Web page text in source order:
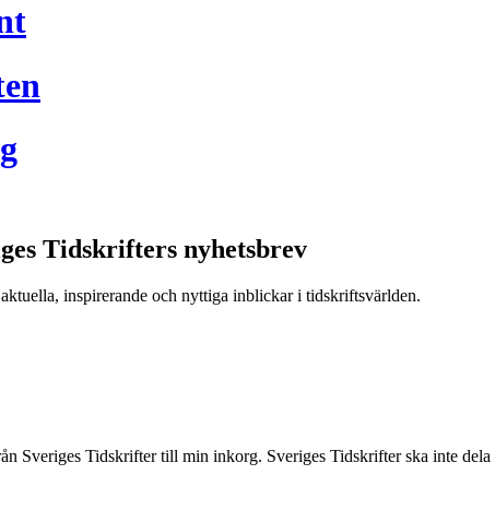
Tidskrifters nyhetsbrev
inspirerande och nyttiga inblickar i tidskriftsvärlden.
Sveriges Tidskrifter till min inkorg. Sveriges Tidskrifter ska inte